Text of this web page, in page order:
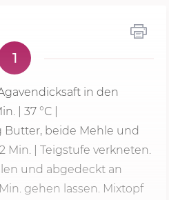
1
in den
37 °C
Butter, beide Mehle und
2 Min.
| Teigstufe verkneten.
und abgedeckt an
gehen lassen. Mixtopf